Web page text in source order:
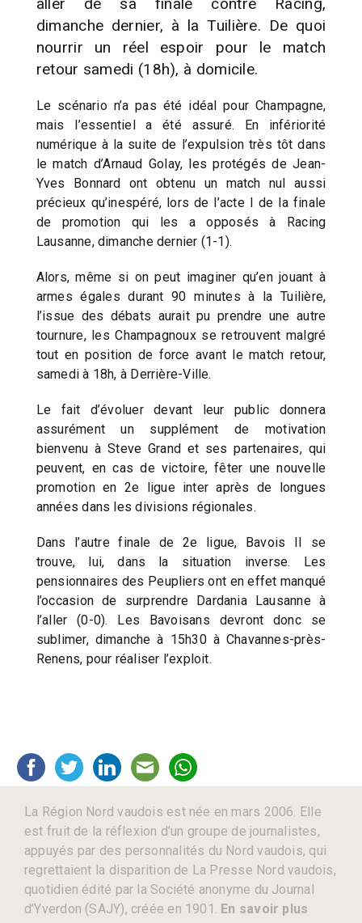
dimanche dernier, à la Tuilière. De quoi
nourrir un réel espoir pour le match
retour samedi (18h), à domicile.
Le scénario n’a pas été idéal pour Champagne,
mais l’essentiel a été assuré. En infériorité
numérique à la suite de l’expulsion très tôt dans
le match d’Arnaud Golay, les protégés de Jean-
Yves Bonnard ont obtenu un match nul aussi
précieux qu’inespéré, lors de l’acte I de la finale
de promotion qui les a opposés à Racing
Lausanne, dimanche dernier (1-1).
Alors, même si on peut imaginer qu’en jouant à
armes égales durant 90 minutes à la Tuilière,
l’issue des débats aurait pu prendre une autre
tournure, les Champagnoux se retrouvent malgré
tout en position de force avant le match retour,
samedi à 18h, à Derrière-Ville.
Le fait d’évoluer devant leur public donnera
assurément un supplément de motivation
bienvenu à Steve Grand et ses partenaires, qui
peuvent, en cas de victoire, fêter une nouvelle
promotion en 2e ligue inter après de longues
années dans les divisions régionales.
Dans l’autre finale de 2e ligue, Bavois II se
trouve, lui, dans la situation inverse. Les
pensionnaires des Peupliers ont en effet manqué
l’occasion de surprendre Dardania Lausanne à
l’aller (0-0). Les Bavoisans devront donc se
sublimer, dimanche à 15h30 à Chavannes-près-
Renens, pour réaliser l’exploit.
La Région Nord vaudois est née en mars 2006. Elle
est fruit de la réflexion d’un groupe de journalistes,
appuyés par des personnalités du Nord vaudois, qui
regrettaient la disparition de La Presse Nord vaudois,
quotidien édité par la Société anonyme du Journal
d’Yverdon (SAJY), créée en 1901. En savoir plus